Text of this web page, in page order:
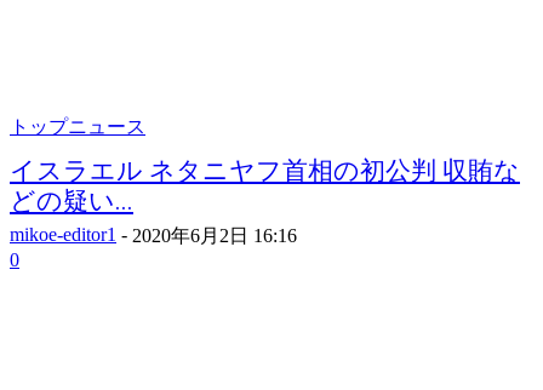
トップニュース
イスラエル ネタニヤフ首相の初公判 収賄な
どの疑い...
mikoe-editor1 - 2020年6月2日 16:16
0